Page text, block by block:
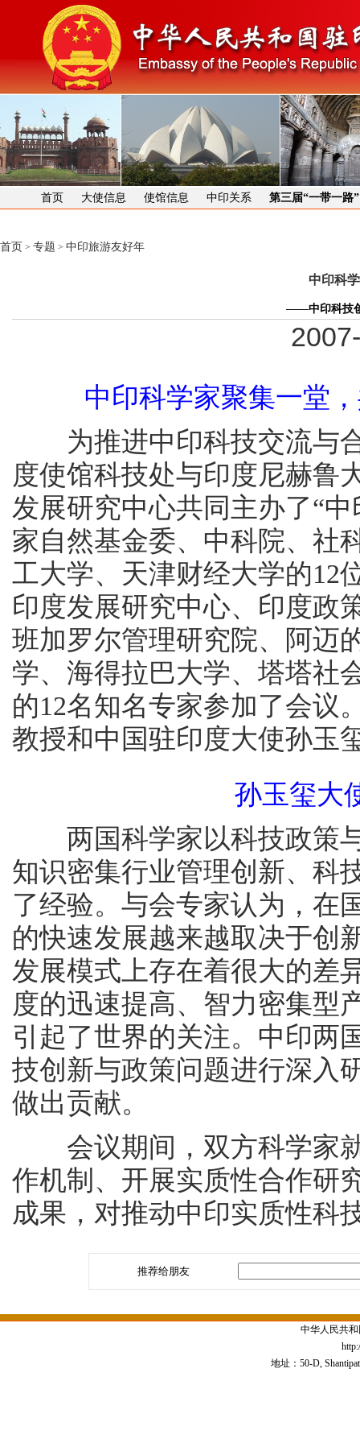
首页 大使信息 使馆信息 中印关系 第三届“一带一路
首页 > 专题 > 中印旅游友好年
中印科
——中印科技
中印科学家聚集一堂
为推进中印科技交流与合
度使馆科技处与印度尼赫鲁
发展研究中心共同主办了“
家自然基金委、中科院、社
工大学、天津财经大学的12
印度发展研究中心、印度政
班加罗尔管理研究院、阿迈
学、海得拉巴大学、塔塔社
的12名知名专家参加了会议
教授和中国驻印度大使孙玉
孙玉玺大
两国科学家以科技政策与
知识密集行业管理创新、科
了经验。与会专家认为，在
的快速发展越来越取决于创
发展模式上存在着很大的差
度的迅速提高、智力密集型
引起了世界的关注。中印两
技创新与政策问题进行深入
做出贡献。
会议期间，双方科学家就
作机制、开展实质性合作研
成果，对推动中印实质性科
推荐给朋友
中华人民共
地址：50-D,